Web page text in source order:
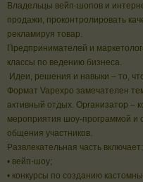
Владельцы вейп-шопов и
продажи, проконтролировать
рекламируя товар.
Предпринимателей и
классы по ведению бизнеса.
Идеи, решения и навыки – то,
Формат Vapexpo замечателен
активный отдых. Организатор –
мероприятия шоу-программой и
общения участников.
Развлекательная часть включает:
• вейп-шоу;
• конкурсы по созданию